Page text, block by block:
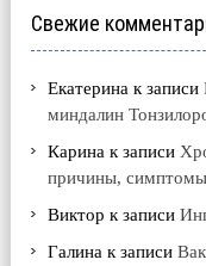
Свежие
Екатерина к записи
миндалин
Карина к записи
причины, симптомы
Виктор к записи
Галина к записи